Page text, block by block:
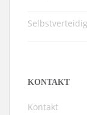
KONTAKT
Kontakt